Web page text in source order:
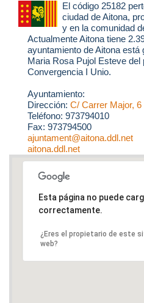
El código 25182
ciudad deAitona,
y en la comunidad
Actualmente Aitona tiene
ayuntamiento de Aitona está
Maria Rosa Pujol Esteve del
Convergencia I Unio.
Ayuntamiento:
Dirección: C/ Carrer Major, 6
Teléfono: 973794010
Fax: 973794500
ajuntament@aitona.ddl.net
aitona.ddl.net
Esta página no puede
correctamente.
¿Eres el propietario de este
web?